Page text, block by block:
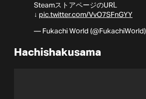
SteamストアページのURL
↓ pic.twitter.com/VvO7SFnGYY
— Fukachi World (@FukachiWorld)
Hachishakusama